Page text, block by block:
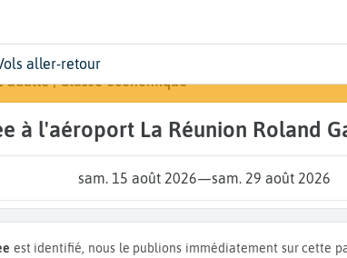
Réunion Roland Garros (RUN)
de votre voyage
| Classe
adulte | Classe économique
aller-retour
à l'aéroport La Réunion Roland
sam. 15 août 2026—sam. 29 août 2026
est identifié, nous le publions immédiatement sur cette